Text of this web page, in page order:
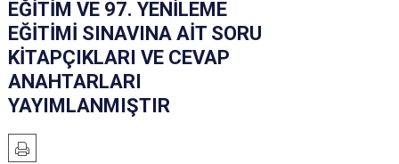
EĞİTİM VE 97. YENİLEME
EĞİTİMİ SINAVINA AİT SORU
KİTAPÇIKLARI VE CEVAP
ANAHTARLARI
YAYIMLANMIŞTIR